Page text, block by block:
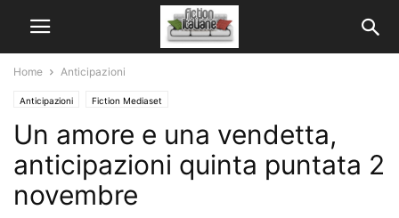
Home Anticipazioni
Anticipazioni Fiction Mediaset
Un amore e una vendetta,
anticipazioni quinta puntata 2
novembre